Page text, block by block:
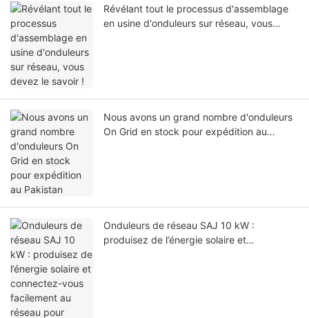
Révélant tout le processus d'assemblage
en usine d'onduleurs sur réseau, vous
Nous avons un grand nombre d'onduleurs
On Grid en stock pour expédition au
Onduleurs de réseau SAJ 10 kW :
produisez de l’énergie solaire et